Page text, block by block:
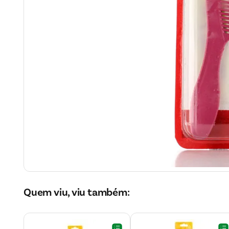
Quem viu, viu também: